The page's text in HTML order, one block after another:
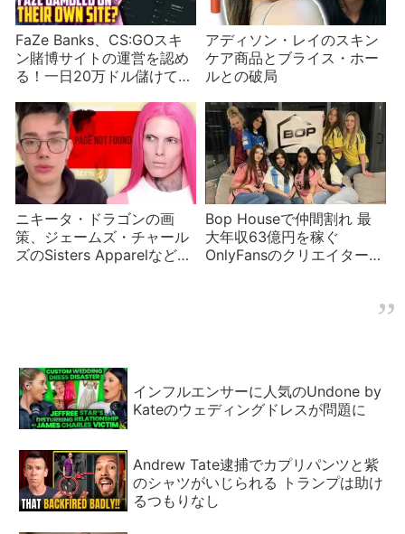
FaZe Banks、CS:GOスキ
ン賭博サイトの運営を認め
る！一日20万ドル儲けてい
アディソン・レイのスキン
ケア商品とブライス・ホー
ルとの破局
ニキータ・ドラゴンの画
策、ジェームズ・チャール
ズのSisters Apparelなど
Bop Houseで仲間割れ 最
大年収63億円を稼ぐ
OnlyFansのクリエイター集
インフルエンサーに人気のUndone by
Kateのウェディングドレスが問題に
Andrew Tate逮捕でカプリパンツと紫
のシャツがいじられる トランプは助け
るつもりなし